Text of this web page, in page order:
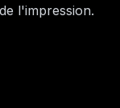
l'impression.